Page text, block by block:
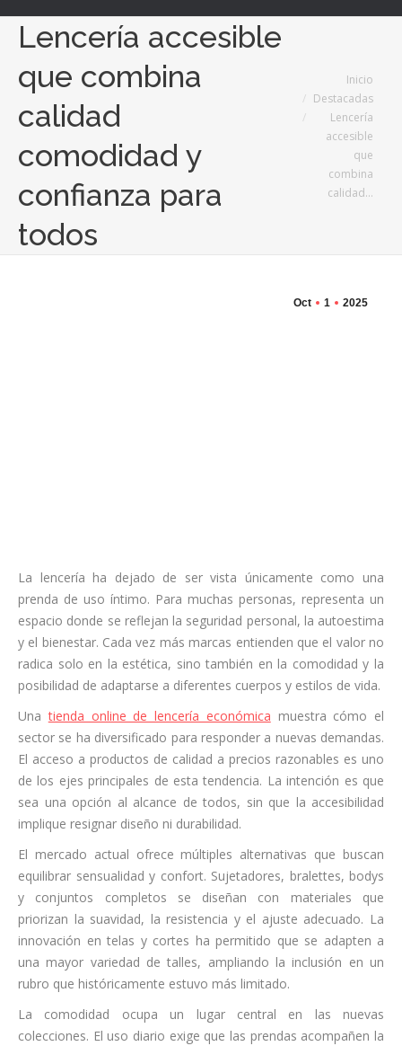
Lencería accesible
que combina
calidad
comodidad y
confianza para
todos
Inicio
Destacadas
Lencería
accesible
que
combina
calidad…
Oct 1 2025
La lencería ha dejado de ser vista únicamente como una
prenda de uso íntimo. Para muchas personas, representa un
espacio donde se reflejan la seguridad personal, la autoestima
y el bienestar. Cada vez más marcas entienden que el valor no
radica solo en la estética, sino también en la comodidad y la
posibilidad de adaptarse a diferentes cuerpos y estilos de vida.
Unatienda online de lencería económica muestra cómo el
sector se ha diversificado para responder a nuevas demandas.
El acceso a productos de calidad a precios razonables es uno
de los ejes principales de esta tendencia. La intención es que
sea una opción al alcance de todos, sin que la accesibilidad
implique resignar diseño ni durabilidad.
El mercado actual ofrece múltiples alternativas que buscan
equilibrar sensualidad y confort. Sujetadores, bralettes, bodys
y conjuntos completos se diseñan con materiales que
priorizan la suavidad, la resistencia y el ajuste adecuado. La
innovación en telas y cortes ha permitido que se adapten a
una mayor variedad de talles, ampliando la inclusión en un
rubro que históricamente estuvo más limitado.
La comodidad ocupa un lugar central en las nuevas
colecciones. El uso diario exige que las prendas acompañen la